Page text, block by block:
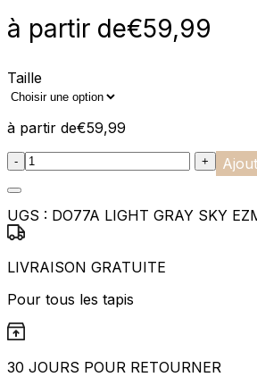
à partir de€59,99
Taille
à partir de€59,99
:product_name quantity
- +
UGS : DO77A LIGHT GRAY SKY
LIVRAISON GRATUITE
Pour tous les tapis
30 JOURS POUR RETOURNER